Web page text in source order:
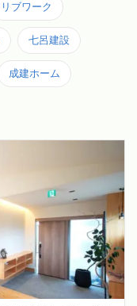
リブワーク
七呂建設
成建ホーム